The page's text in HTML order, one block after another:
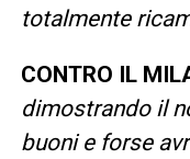
totalmente
CONTRO IL
dimostrando il
buoni e forse